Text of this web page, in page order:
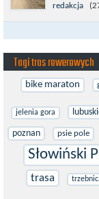
EuroVelo.
Trasa liczy
redakcja
Tagi tras rowerowych
bike maraton
jelenia gora
poznan psie pole
Słowiński
trasa